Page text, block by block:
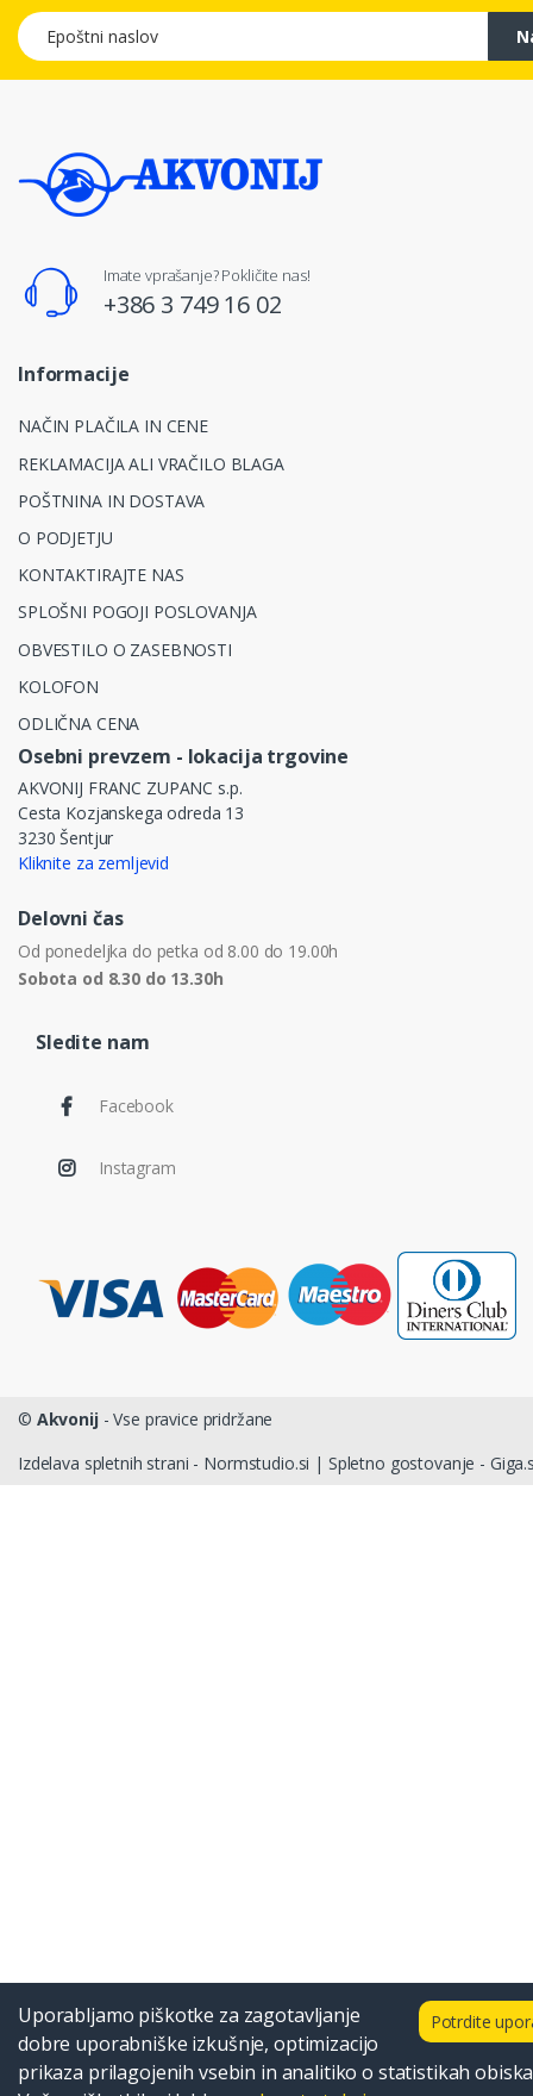
Epoštni naslov
Imate vprašanje? Pokličite nas!
+386 3 749 16 02
Informacije
NAČIN PLAČILA IN CENE
REKLAMACIJA ALI VRAČILO BLAGA
POŠTNINA IN DOSTAVA
O PODJETJU
KONTAKTIRAJTE NAS
SPLOŠNI POGOJI POSLOVANJA
OBVESTILO O ZASEBNOSTI
KOLOFON
ODLIČNA CENA
Osebni prevzem - lokacija trgovine
AKVONIJ FRANC ZUPANC s.p.
Cesta Kozjanskega odreda 13
3230 Šentjur
Kliknite za zemljevid
Delovni čas
Od ponedeljka do petka od 8.00 do 19.00h
Sobota od 8.30 do 13.30h
Sledite nam
Facebook
Instagram
© Akvonij- Vse pravice pridržane
Izdelava spletnih strani - Normstudio.si | Spletno gostovanje -
Potrdite
Uporabljamo piškotke za zagotavljanje
dobre uporabniške izkušnje, optimizacijo
prikaza prilagojenih vsebin in analitiko o statistikah